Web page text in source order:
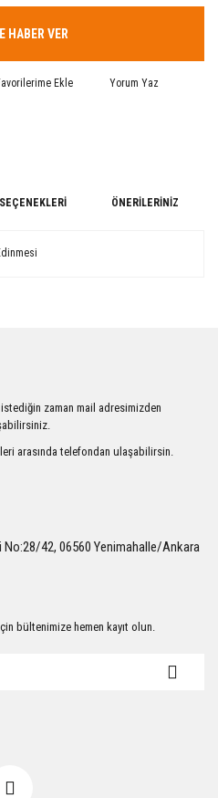
HABER VER
Yorum Yaz
ÖNERILERINIZ
bulunuyor.
Gönder
zaman mail adresimizden
arasında telefondan ulaşabilirsin.
No:28/42, 06560 Yenimahalle/Ankara
bültenimize hemen kayıt olun.